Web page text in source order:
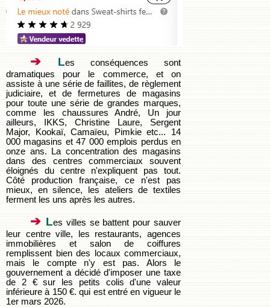
➔ Les conséquences sont
dramatiques pour le commerce, et on
assiste à une série de faillites, de règlement
judiciaire, et de fermetures de magasins
pour toute une série de grandes marques,
comme les chaussures André, Un jour
ailleurs, IKKS, Christine Laure, Sergent
Major, Kookaï, Camaïeu, Pimkie etc... 14
000 magasins et 47 000 emplois perdus en
onze ans. La concentration des magasins
dans des centres commerciaux souvent
éloignés du centre n'expliquent pas tout.
Côté production française, ce n'est pas
mieux, en silence, les ateliers de textiles
ferment les uns après les autres.
➔ Les villes se battent pour sauver
leur centre ville, les restaurants, agences
immobilières et salon de coiffures
remplissent bien des locaux commerciaux,
mais le compte n'y est pas. Alors le
gouvernement a décidé d'imposer une taxe
de 2 € sur les petits colis d'une valeur
inférieure à 150 €. qui est entré en vigueur le
1er mars 2026.